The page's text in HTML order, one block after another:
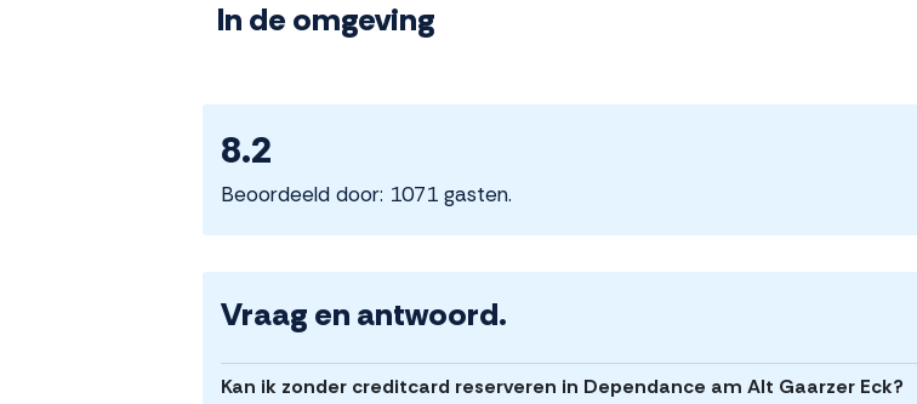
In de omgeving
8.2
Beoordeeld door: 1071 gasten.
Vraag en antwoord.
Kan ik zonder creditcard reserveren in Dependance am Alt Gaarzer Eck?